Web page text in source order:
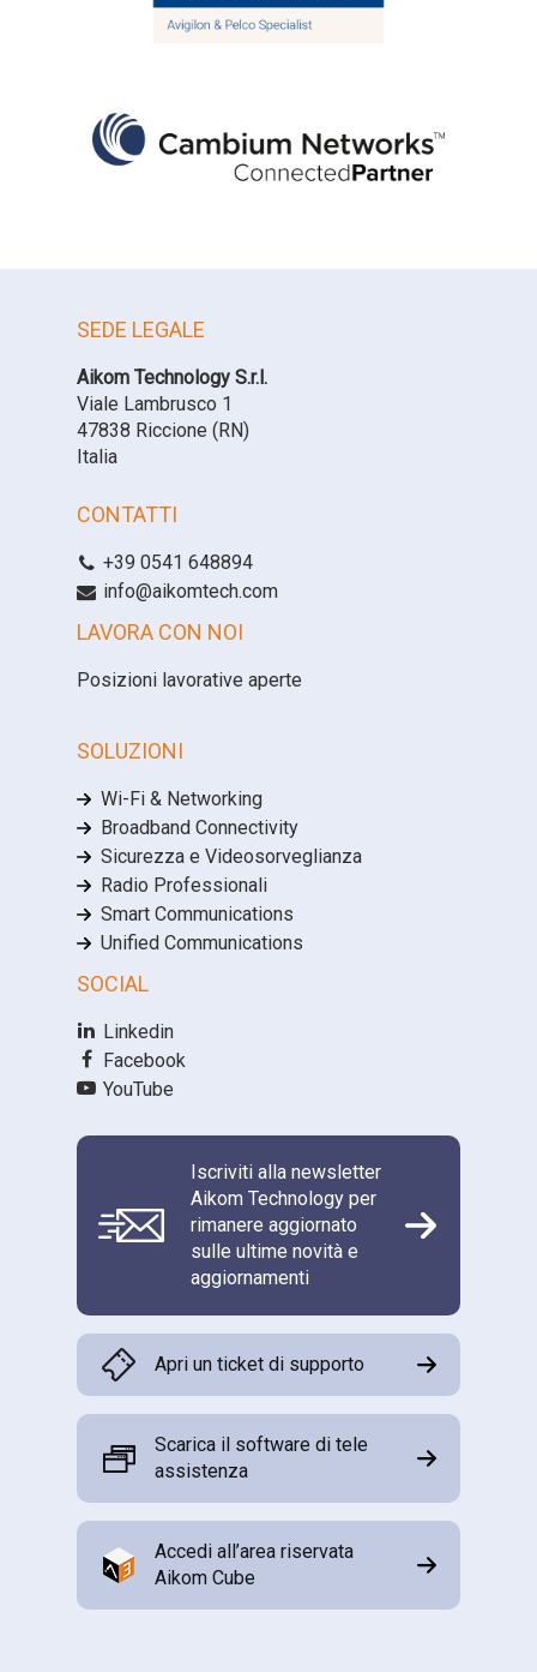
SEDE LEGALE
Aikom Technology S.r.l.
Viale Lambrusco 1
47838 Riccione (RN)
Italia
CONTATTI
+39 0541 648894
info@aikomtech.com
LAVORA CON NOI
Posizioni lavorative aperte
SOLUZIONI
Wi-Fi & Networking
Broadband Connectivity
Sicurezza e Videosorveglianza
Radio Professionali
Smart Communications
Unified Communications
SOCIAL
Linkedin
Facebook
YouTube
Iscriviti alla newsletter
Aikom Technology per
rimanere aggiornato
sulle ultime novità e
aggiornamenti
Apri un ticket di supporto
Scarica il software di tele
assistenza
Accedi all’area riservata
Aikom Cube